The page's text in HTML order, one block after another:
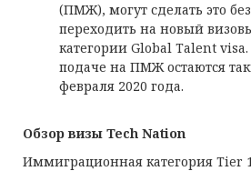
(ПМЖ), могут сделать это
переходить на новый
категории Global Talent
подаче на ПМЖ остаются
февраля 2020 года.
Обзор визы Tech Nation
Иммиграционная категория Tier